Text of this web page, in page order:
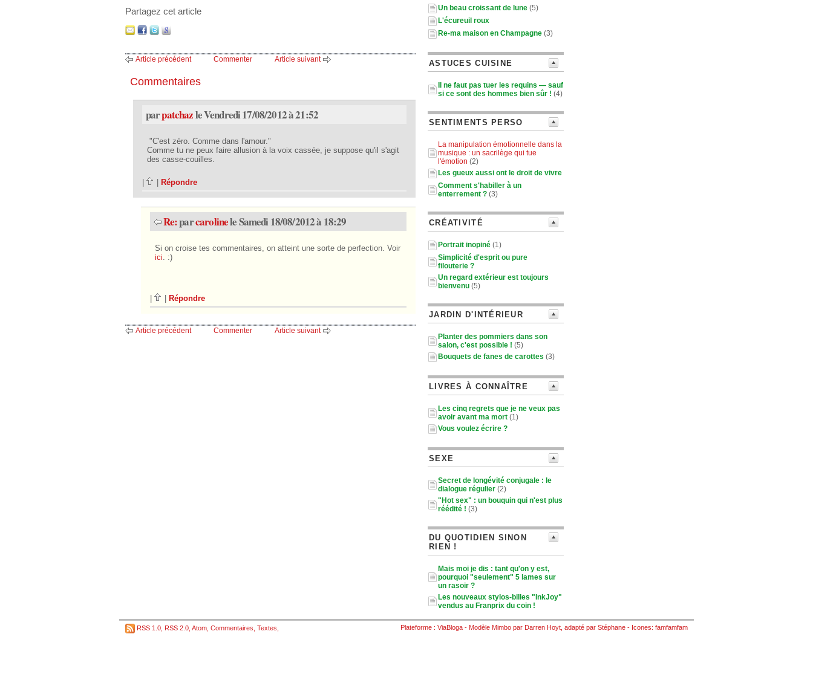
Partagez cet article
Article précédent Commenter Article suivant
Commentaires
parpatchazle Vendredi 17/08/2012 à 21:52
"C'est zéro. Comme dans l'amour."
Comme tu ne peux faire allusion à la voix cassée, je suppose qu'il s'agit
des casse-couilles.
Répondre
Re:parcarolinele Samedi 18/08/2012 à 18:29
Si on croise tes commentaires, on atteint une sorte de perfection. Voir
ici . :)
| | Répondre
Article précédent Commenter Article suivant
Un beau croissant de lune (5)
L'écureuil roux
Re-ma maison en Champagne (3)
ASTUCES CUISINE
Il ne faut pas tuer les requins — sauf
si ce sont des hommes bien sûr ! (4)
SENTIMENTS PERSO
La manipulation émotionnelle dans la
musique : un sacrilège qui tue
l'émotion (2)
Les gueux aussi ont le droit de vivre
Comment s'habiller à un
enterrement ? (3)
CRÉATIVITÉ
Portrait inopiné (1)
Simplicité d'esprit ou pure
filouterie ?
Un regard extérieur est toujours
bienvenu (5)
JARDIN D'INTÉRIEUR
Planter des pommiers dans son
salon, c'est possible ! (5)
Bouquets de fanes de carottes (3)
LIVRES À CONNAÎTRE
Les cinq regrets que je ne veux pas
avoir avant ma mort (1)
Vous voulez écrire ?
SEXE
Secret de longévité conjugale : le
dialogue régulier (2)
"Hot sex" : un bouquin qui n'est plus
réédité ! (3)
DU QUOTIDIEN SINON
RIEN !
Mais moi je dis : tant qu'on y est,
pourquoi "seulement" 5 lames sur
un rasoir ?
Les nouveaux stylos-billes "InkJoy"
vendus au Franprix du coin !
RSS 1.0 RSS 2.0 Atom Commentaires Textes Plateforme : ViaBloga - Modèle Mimbo par Darren Hoyt , adapté par Stéphane - Icones: famfamfam